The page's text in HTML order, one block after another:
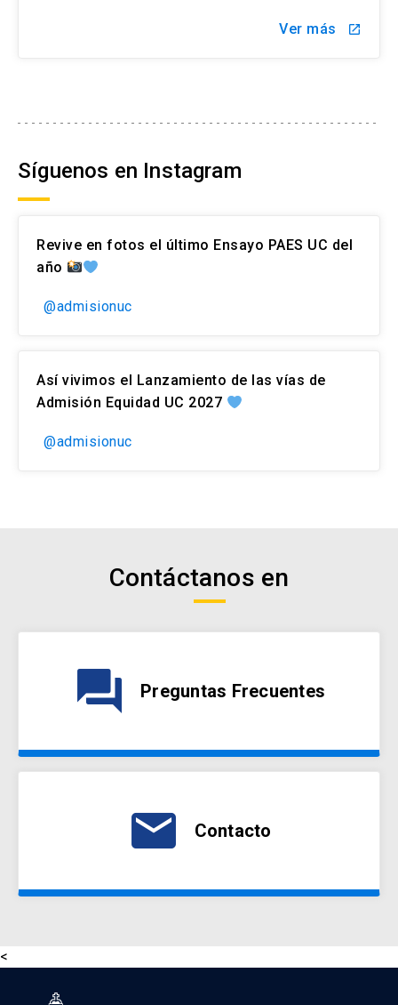
Ver más launch
Síguenos en Instagram
Revive en fotos el último Ensayo PAES UC del
año
@admisionuc
Así vivimos el Lanzamiento de las vías de
Admisión Equidad UC 2027
@admisionuc
Contáctanos en
question_answer Preguntas Frecuentes
email Contacto
<